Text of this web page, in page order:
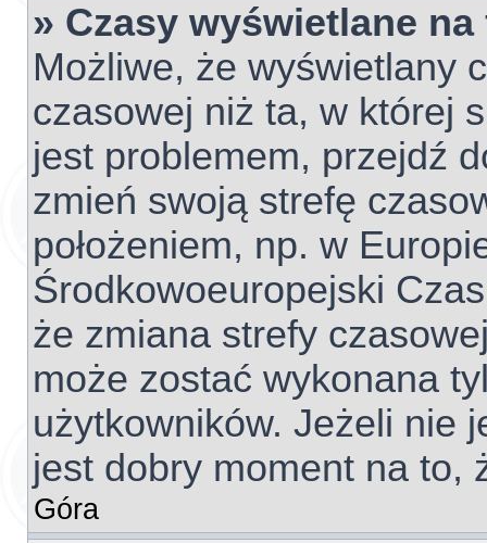
» Czasy wyświetlane
Możliwe, że wyświetlany
czasowej niż ta, w której
jest problemem, przejdź
zmień swoją strefę
położeniem, np. w
Środkowoeuropejski
że zmiana strefy
może zostać wykonana
użytkowników. Jeżeli nie
jest dobry moment na to,
Góra